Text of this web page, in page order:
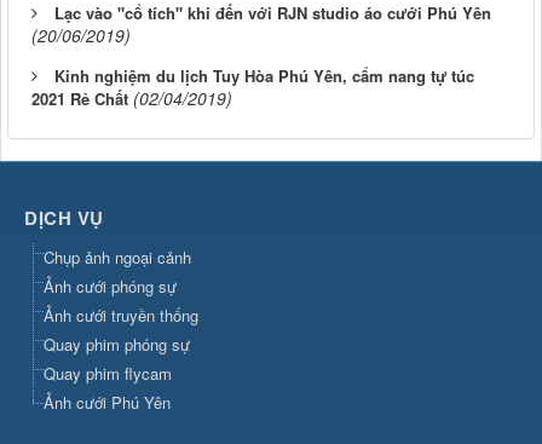
Lạc vào "cổ tích" khi đến với RJN studio áo cưới Phú Yên
(20/06/2019)
Kinh nghiệm du lịch Tuy Hòa Phú Yên, cẩm nang tự túc
2021 Rẻ Chất (02/04/2019)
DỊCH VỤ
Chụp ảnh ngoại cảnh
Ảnh cưới phóng sự
Ảnh cưới truyền thống
Quay phim phóng sự
Quay phim flycam
Ảnh cưới Phú Yên